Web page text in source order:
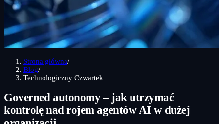
Strona główna/
Blog/
Technologiczny Czwartek
Governed autonomy – jak utrzymać
kontrolę nad rojem agentów AI w dużej